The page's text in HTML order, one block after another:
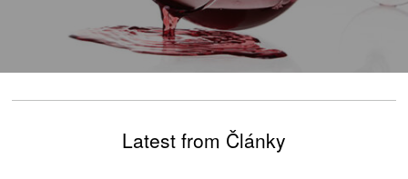
Latest from Články